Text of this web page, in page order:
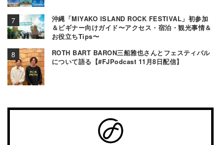
沖縄「MIYAKO ISLAND ROCK FESTIVAL」初参加
＆ビギナー向けガイド〜アクセス・宿泊・観光事情＆
お役立ちTips〜
ROTH BART BARON三船雅也さんとフェスティバル
について語る【#FJPodcast 11月8日配信】